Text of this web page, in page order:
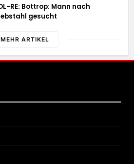
RE: Bottrop: Mann nach
gesucht
MEHR ARTIKEL